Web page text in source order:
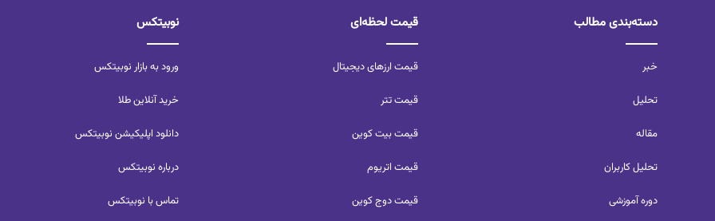
دسته‌بندی مطالب
خبر
تحلیل‌
مقاله
تحلیل کاربران‌
دوره آموزشی
قیمت لحظه‌ای
قیمت ارزهای دیجیتال
قیمت تتر
قیمت بیت کوین
قیمت اتریوم
قیمت دوج کوین
نوبیتکس
ورود به بازار نوبیتکس
خرید آنلاین طلا
دانلود اپلیکیشن نوبیتکس
درباره نوبیتکس
تماس با نوبیتکس